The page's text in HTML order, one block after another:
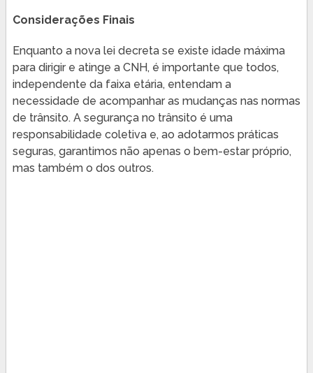
Considerações Finais
Enquanto a nova lei decreta se existe idade máxima
para dirigir e atinge a CNH, é importante que todos,
independente da faixa etária, entendam a
necessidade de acompanhar as mudanças nas normas
de trânsito. A segurança no trânsito é uma
responsabilidade coletiva e, ao adotarmos práticas
seguras, garantimos não apenas o bem-estar próprio,
mas também o dos outros.